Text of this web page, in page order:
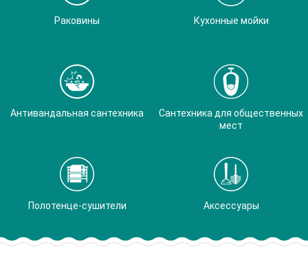
Раковины Кухонные мойки
Антивандальная сантехника
Сантехника для общественных
мест
Полотенце-сушители Аксессуары